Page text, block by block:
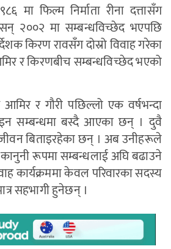
मा फिल्म निर्माता रीना दत्तासँग
२००२ मा सम्बन्धविच्छेद भएपछि
किरण रावसँग दोस्रो विवाह गरेका
र किरणबीच सम्बन्धविच्छेद भएको
आमिर र गौरी पछिल्लो एक वर्षभन्दा
सम्बन्धमा बस्दै आएका छन् । दुवै
बिताइरहेका छन् । अब उनीहरूले
कानुनी रूपमा सम्बन्धलाई अघि बढाउने
कार्यक्रममा केवल परिवारका सदस्य
सहभागी हुनेछन् ।